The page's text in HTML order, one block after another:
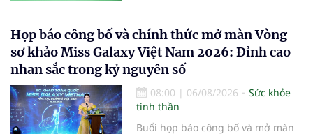
Họp báo công bố và chính thức mở màn Vòng
sơ khảo Miss Galaxy Việt Nam 2026: Đỉnh cao
nhan sắc trong kỷ nguyên số
08:00 | 06/08/2026
Sức khỏe
tinh thần
Buổi họp báo công bố và mở màn